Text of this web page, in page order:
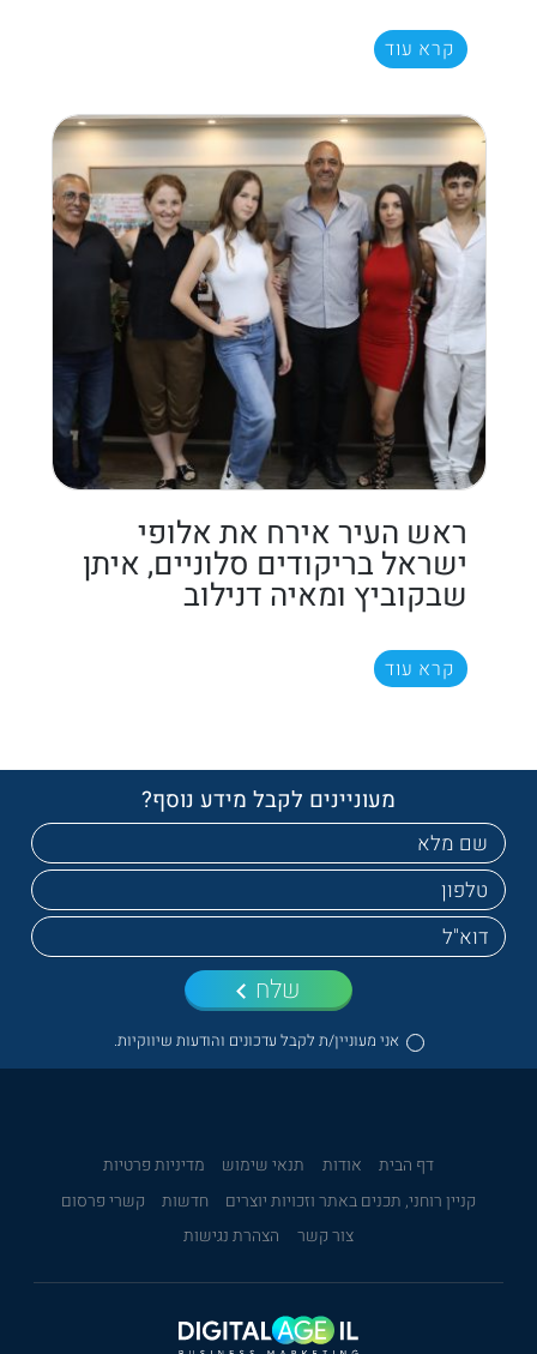
קרא עוד
ראש העיר אירח את אלופי
ישראל בריקודים סלוניים, איתן
שבקוביץ ומאיה דנילוב
קרא עוד
מעוניינים לקבל מידע נוסף?
אני מעוניין/ת לקבל עדכונים והודעות שיווקיות.
שלח
דף הבית אודות תנאי שימוש
מדיניות פרטיות
קניין רוחני, תכנים באתר וזכויות יוצרים
חדשות
קשרי פרסום
צור קשר
הצהרת נגישות